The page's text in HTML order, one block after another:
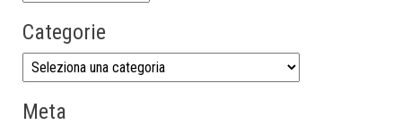
Categorie
Meta